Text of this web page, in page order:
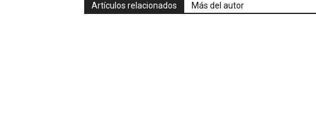
Artículos relacionados Más del autor